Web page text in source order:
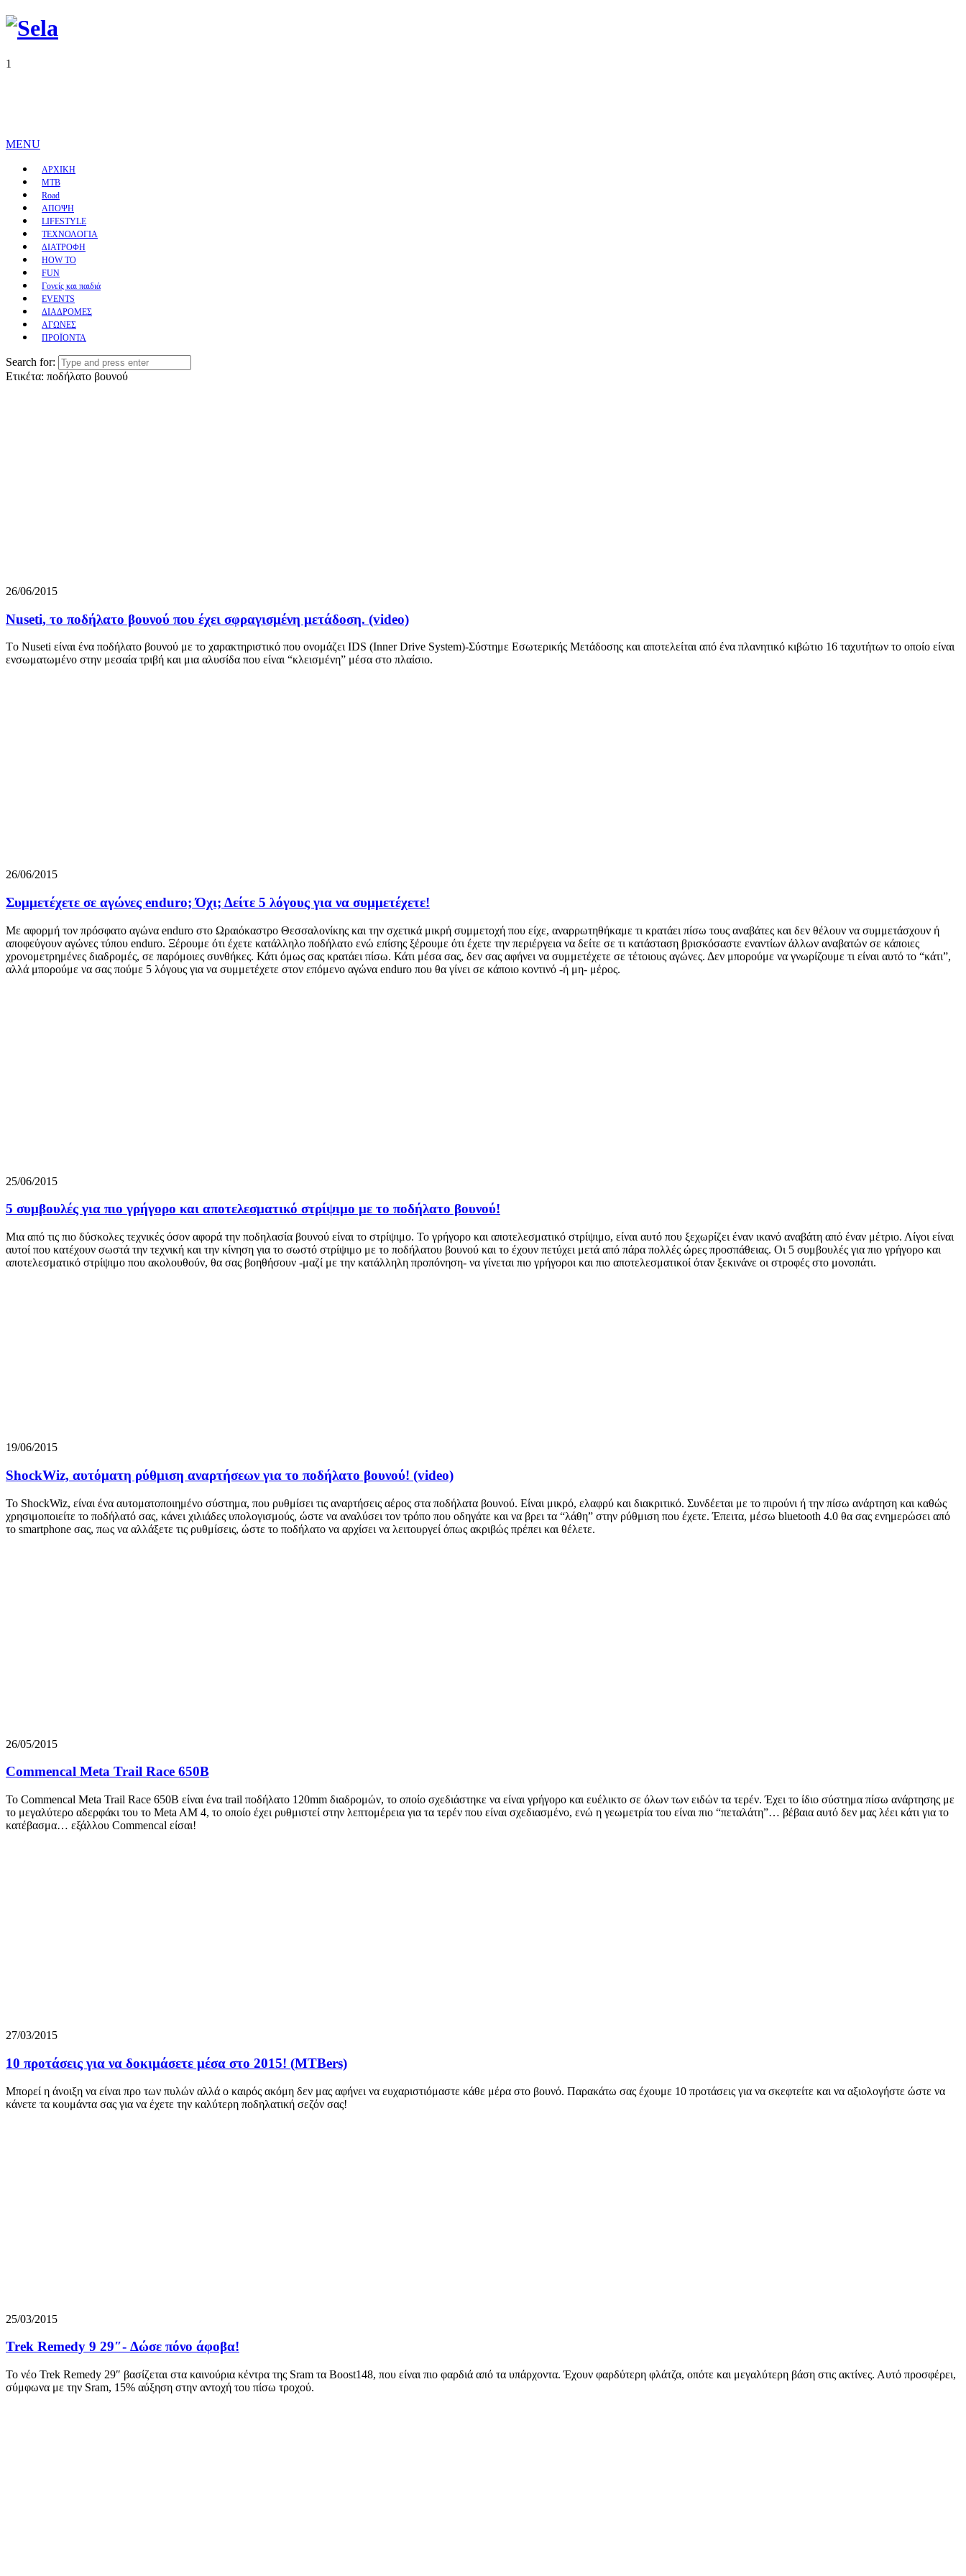
1
MENU
ΑΡΧΙΚΗ
MTB
Road
ΑΠΟΨΗ
LIFESTYLE
ΤΕΧΝΟΛΟΓΙΑ
ΔΙΑΤΡΟΦΗ
HOW TO
FUN
Γονείς και παιδιά
EVENTS
ΔΙΑΔΡΟΜΕΣ
ΑΓΩΝΕΣ
ΠΡΟΪΟΝΤΑ
Search for:
Ετικέτα: ποδήλατο βουνού
26/06/2015
Nuseti, το ποδήλατο βουνού που έχει σφραγισμένη μετάδοση. (video)
Τo Nuseti είναι ένα ποδήλατο βουνού με το χαρακτηριστικό που ονομάζει IDS (Inner Drive System)-Σύστημε Εσωτερικής Μετάδοσης και αποτελείται από ένα πλανητικό κιβώτιο 16 ταχυτήτων το οποίο είναι
ενσωματωμένο στην μεσαία τριβή και μια αλυσίδα που είναι “κλεισμένη” μέσα στο πλαίσιο.
26/06/2015
Συμμετέχετε σε αγώνες enduro; Όχι; Δείτε 5 λόγους για να συμμετέχετε!
Με αφορμή τον πρόσφατο αγώνα enduro στο Ωραιόκαστρο Θεσσαλονίκης και την σχετικά μικρή συμμετοχή που είχε, αναρρωτηθήκαμε τι κρατάει πίσω τους αναβάτες και δεν θέλουν να συμμετάσχουν ή
αποφεύγουν αγώνες τύπου enduro. Ξέρουμε ότι έχετε κατάλληλο ποδήλατο ενώ επίσης ξέρουμε ότι έχετε την περιέργεια να δείτε σε τι κατάσταση βρισκόσαστε εναντίων άλλων αναβατών σε κάποιες
χρονομετρημένες διαδρομές, σε παρόμοιες συνθήκες. Κάτι όμως σας κρατάει πίσω. Κάτι μέσα σας, δεν σας αφήνει να συμμετέχετε σε τέτοιους αγώνες. Δεν μπορούμε να γνωρίζουμε τι είναι αυτό το “κάτι”,
αλλά μπορούμε να σας πούμε 5 λόγους για να συμμετέχετε στον επόμενο αγώνα enduro που θα γίνει σε κάποιο κοντινό -ή μη- μέρος.
25/06/2015
5 συμβουλές για πιο γρήγορο και αποτελεσματικό στρίψιμο με το ποδήλατο βουνού!
Μια από τις πιο δύσκολες τεχνικές όσον αφορά την ποδηλασία βουνού είναι το στρίψιμο. Το γρήγορο και αποτελεσματικό στρίψιμο, είναι αυτό που ξεχωρίζει έναν ικανό αναβάτη από έναν μέτριο. Λίγοι είναι
αυτοί που κατέχουν σωστά την τεχνική και την κίνηση για το σωστό στρίψιμο με το ποδήλατου βουνού και το έχουν πετύχει μετά από πάρα πολλές ώρες προσπάθειας. Οι 5 συμβουλές για πιο γρήγορο και
αποτελεσματικό στρίψιμο που ακολουθούν, θα σας βοηθήσουν -μαζί με την κατάλληλη προπόνηση- να γίνεται πιο γρήγοροι και πιο αποτελεσματικοί όταν ξεκινάνε οι στροφές στο μονοπάτι.
19/06/2015
ShockWiz, αυτόματη ρύθμιση αναρτήσεων για το ποδήλατο βουνού! (video)
Το ShockWiz, είναι ένα αυτοματοποιημένο σύστημα, που ρυθμίσει τις αναρτήσεις αέρος στα ποδήλατα βουνού. Είναι μικρό, ελαφρύ και διακριτικό. Συνδέεται με το πιρούνι ή την πίσω ανάρτηση και καθώς
χρησιμοποιείτε το ποδήλατό σας, κάνει χιλιάδες υπολογισμούς, ώστε να αναλύσει τον τρόπο που οδηγάτε και να βρει τα “λάθη” στην ρύθμιση που έχετε. Έπειτα, μέσω bluetooth 4.0 θα σας ενημερώσει από
το smartphone σας, πως να αλλάξετε τις ρυθμίσεις, ώστε το ποδήλατο να αρχίσει να λειτουργεί όπως ακριβώς πρέπει και θέλετε.
26/05/2015
Commencal Meta Trail Race 650B
Το Commencal Meta Trail Race 650B είναι ένα trail ποδήλατο 120mm διαδρομών, το οποίο σχεδιάστηκε να είναι γρήγορο και ευέλικτο σε όλων των ειδών τα τερέν. Έχει το ίδιο σύστημα πίσω ανάρτησης με
το μεγαλύτερο αδερφάκι του το Μeta AM 4, το οποίο έχει ρυθμιστεί στην λεπτομέρεια για τα τερέν που είναι σχεδιασμένο, ενώ η γεωμετρία του είναι πιο “πεταλάτη”… βέβαια αυτό δεν μας λέει κάτι για το
κατέβασμα… εξάλλου Commencal είσαι!
27/03/2015
10 προτάσεις για να δοκιμάσετε μέσα στο 2015! (MTBers)
Μπορεί η άνοιξη να είναι προ των πυλών αλλά ο καιρός ακόμη δεν μας αφήνει να ευχαριστιόμαστε κάθε μέρα στο βουνό. Παρακάτω σας έχουμε 10 προτάσεις για να σκεφτείτε και να αξιολογήστε ώστε να
κάνετε τα κουμάντα σας για να έχετε την καλύτερη ποδηλατική σεζόν σας!
25/03/2015
Trek Remedy 9 29″- Δώσε πόνο άφοβα!
Το νέο Trek Remedy 29″ βασίζεται στα καινούρια κέντρα της Sram τα Boost148, που είναι πιο φαρδιά από τα υπάρχοντα. Έχουν φαρδύτερη φλάτζα, οπότε και μεγαλύτερη βάση στις ακτίνες. Αυτό προσφέρει,
σύμφωνα με την Sram, 15% αύξηση στην αντοχή του πίσω τροχού.